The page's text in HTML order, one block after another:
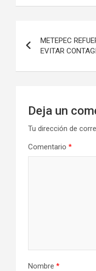
de
entradas
METEPEC
EVITAR
Deja un
Tu dirección de
Comentario *
Nombre *